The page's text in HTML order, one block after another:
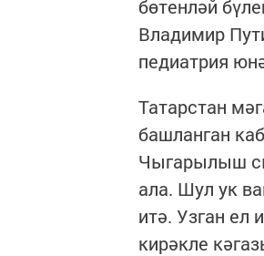
бөтенләй
Владимир
педиатрия
Татарстан
башланган
Чыгарылыш
ала. Шул ук
итә. Узган ел
кирәкле